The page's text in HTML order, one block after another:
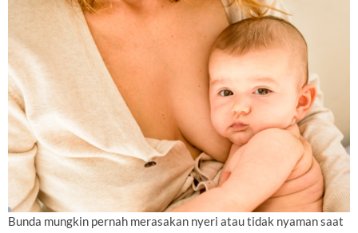
Bunda mungkin pernah merasakan nyeri atau tidak nyaman saat